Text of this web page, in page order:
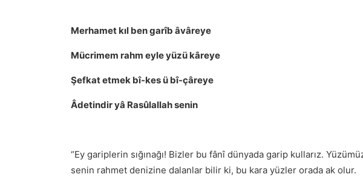
Merhamet kıl ben garîb âvâreye
Mücrimem rahm eyle yüzü kâreye
Şefkat etmek bî-kes ü bî-çâreye
Âdetindir yâ Rasûlallah senin
“Ey gariplerin sığınağı! Bizler bu fânî dünyada garip kullarız.
senin rahmet denizine dalanlar bilir ki, bu kara yüzler orada ak olur.